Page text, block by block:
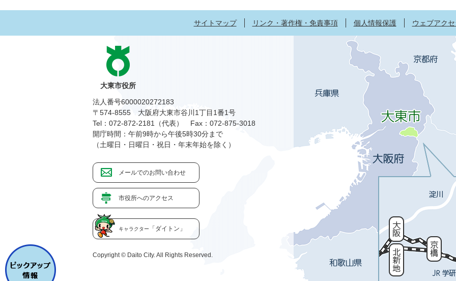
サイトマップ リンク・著作権・免責事項 個人情報保護 ウェブアク
大東市役所
法人番号6000020272183
〒574-8555 大阪府大東市谷川1丁目1番1号
Tel：072-872-2181（代表）
Fax：072-875-3018
開庁時間：午前9時から午後5時30分まで
（土曜日・日曜日・祝日・年末年始を除く）
メールでのお問い合わせ
市役所へのアクセス
キャラクター 「ダイトン」
Copyright © Daito City. All Rights Reserved.